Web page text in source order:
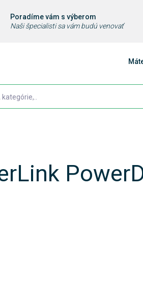
Poradíme vám s výberom
Naši špecialisti sa vám budú venovať